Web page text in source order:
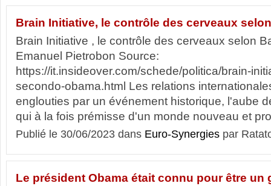
Brain Initiative, le contrôle des cerveaux
Brain Initiative , le contrôle des cerveaux selon
Emanuel Pietrobon Source:
https://it.insideover.com/schede/politica/brain-
secondo-obama.html Les relations
englouties par un événement historique, l'aube
qui à la fois prémisse d'un monde nouveau et
Publié le 30/06/2023 dans Euro-Synergies par
Le président Obama était connu pour être un